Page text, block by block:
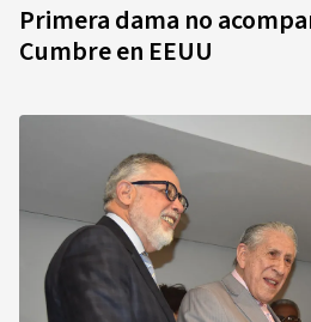
Primera dama no
Cumbre en EEUU